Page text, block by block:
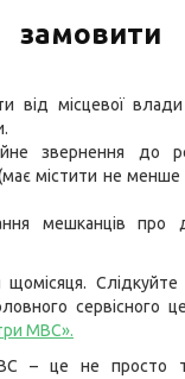
від місцевої влади
звернення до
містити не менше
мешканців про
щомісяця.
сервісного
МВС».
– це не просто